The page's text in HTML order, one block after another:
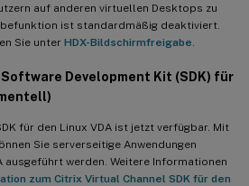
auf anderen virtuellen Desktops zu
ist standardmäßig deaktiviert.
Sie unter HDX-Bildschirmfreigabe
Development Kit (SDK) für
für den Linux VDA ist jetzt verfügbar. Mit
Sie serverseitige Anwendungen
ausgeführt werden. Weitere Informationen
zum Citrix Virtual Channel SDK für den